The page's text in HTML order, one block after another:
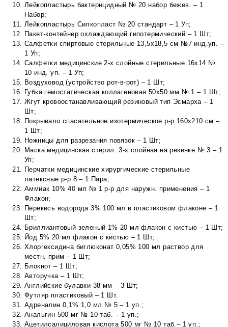
Лейкопластырь бактерицидный № 20 набор бежев. – 1
Набор;
Лейкопластырь Силкопласт № 20 стандарт – 1 Уп;
Пакет-контейнер охлаждающий гипотермический – 1 Шт;
Салфетки спиртовые стерильные 13,5х18,5 см №7 инд.уп. –
1 Уп;
Салфетки медицинские 2-х слойные стерильные 16х14 №
10 инд. уп. – 1 Уп;
Воздуховод (устройство рот-в-рот) – 1 Шт;
Губка гемостатическая коллагеновая 50х50 мм № 1 – 1 Шт;
Жгут кровоостанавливающий резиновый тип Эсмарха – 1
Шт;
Покрывало спасательное изотермическое р-р 160х210 см –
1 Шт;
Ножницы для разрезания повязок – 1 Шт;
Маска медицинская стерил. 3-х слойная на резинке № 3 – 1
Уп;
Перчатки медицинские хирургические стерильные
латексные р-р 8 – 1 Пара;
Аммиак 10% 40 мл № 1 р-р для наружн. применения – 1
Флакон;
Перекись водорода 3% 100 мл в пластиковом флаконе – 1
Шт;
Бриллиантовый зеленый 1% 20 мл флакон с кистью – 1 Шт;
Йод 5% 20 мл флакон с кистью – 1 Шт;
Хлоргексидина биглюконат 0,05% 100 мл раствор для
местн. прим – 1 Шт;
Блокнот – 1 Шт;
Авторучка – 1 Шт;
Английские булавки 38 мм – 3 Шт;
Футляр пластиковый – 1 Шт.
Адреналин 0,1% 1,0 мл № 5 – 1 уп.;
Анальгин 500 мг № 10 таб. – 1 уп.;
Ацетилсалициловая кислота 500 мг № 10 таб.– 1 уп.;